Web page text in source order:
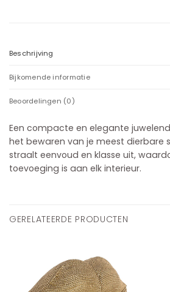
Beschrijving
Bijkomende informatie
Beoordelingen (0)
Een compacte en elegante
het bewaren van je meest dierbare
straalt eenvoud en klasse uit,
toevoeging is aan elk interieur.
GERELATEERDE PRODUCTEN